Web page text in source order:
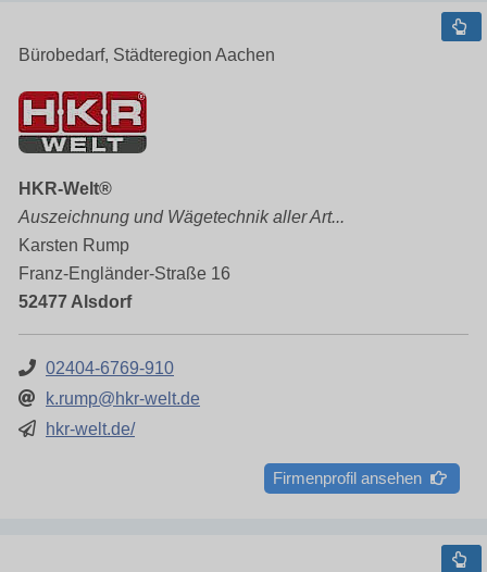
Bürobedarf, Städteregion Aachen
HKR-Welt®
Auszeichnung und Wägetechnik aller Art...
Karsten Rump
Franz-Engländer-Straße 16
52477 Alsdorf
02404-6769-910
k.rump@hkr-welt.de
hkr-welt.de/
Firmenprofil ansehen